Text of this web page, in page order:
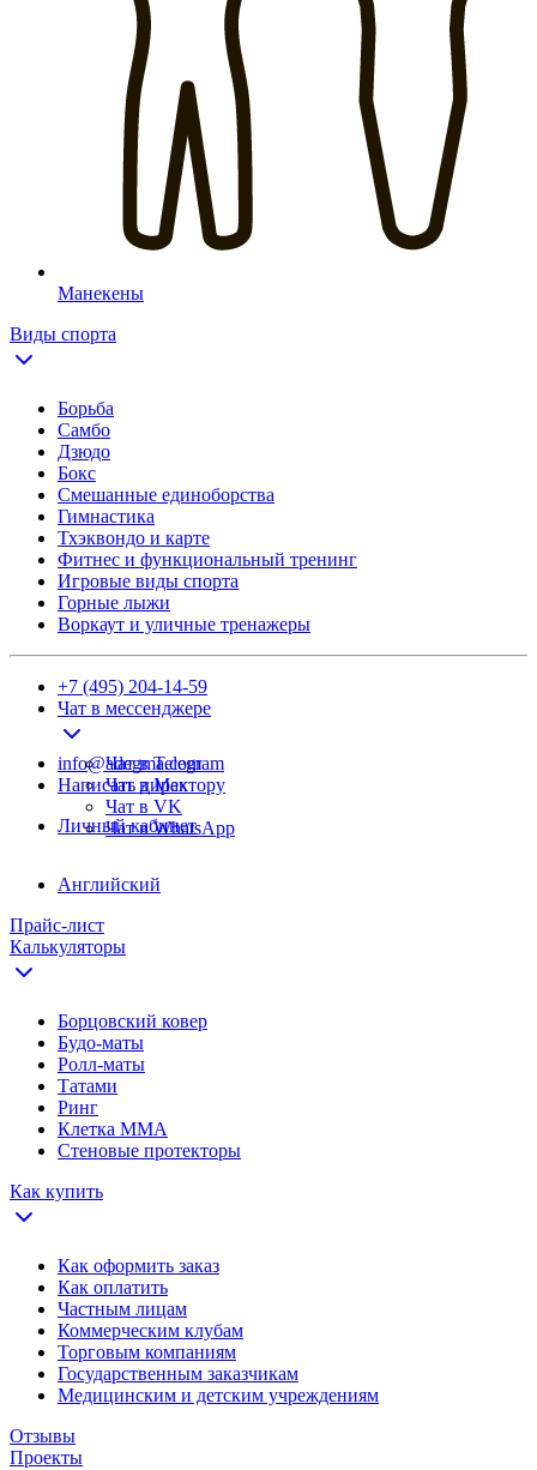
Манекены
Виды спорта
Борьба
Самбо
Дзюдо
Бокс
Смешанные единоборства
Гимнастика
Тхэквондо и карте
Фитнес и функциональный тренинг
Игровые виды спорта
Горные лыжи
Воркаут и уличные тренажеры
+7 (495) 204-14-59
Чат в мессенджере
Чат в Telegram
Чат в Max
Чат в VK
Чат в WhatsApp
info@adegma.com
Написать директору
Личный кабинет
Английский
Прайс-лист
Калькуляторы
Борцовский ковер
Будо-маты
Ролл-маты
Татами
Ринг
Клетка ММА
Стеновые протекторы
Как купить
Как оформить заказ
Как оплатить
Частным лицам
Коммерческим клубам
Торговым компаниям
Государственным заказчикам
Медицинским и детским учреждениям
Отзывы
Проекты